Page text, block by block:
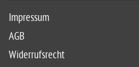
Impressum
AGB
Widerrufsrecht